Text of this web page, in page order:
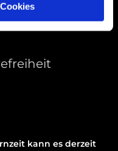
kann es derzeit